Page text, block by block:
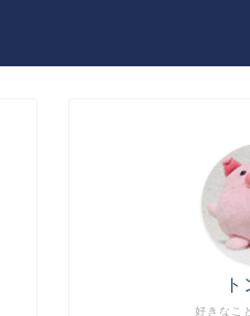
好きなこ